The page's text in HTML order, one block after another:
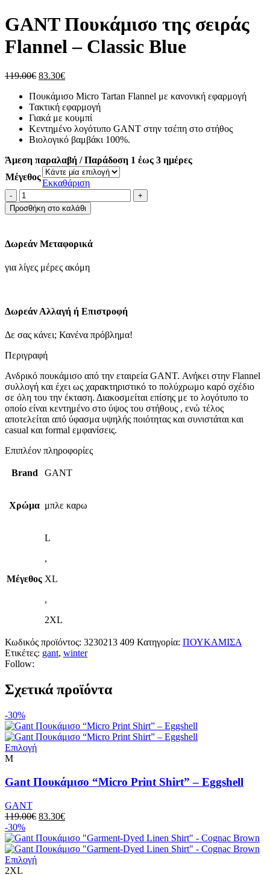
249.90€.είναι:
174.93€.
GANT Πουκάμισο της σειράς
Flannel – Classic Blue
119.00€ Original
was:
119.00€.
83.30€Η
τιμή
είναι:
83.30€.
Πουκάμισο Micro Tartan Flannel με κανονική εφαρμογή
Τακτική εφαρμογή
Γιακά με κουμπί
Κεντημένο λογότυπο GANT στην τσέπη στο στήθος
Βιολογικό βαμβάκι 100%.
Άμεση παραλαβή / Παράδοση 1 έως 3 ημέρες
Μέγεθος
Εκκαθάριση
GANT
Πουκάμισο
της
Flannel
-
Blue
Προσθήκη στο καλάθι
Δωρεάν Μεταφορικά
για λίγες μέρες ακόμη
Δωρεάν Αλλαγή ή Επιστροφή
Δε σας κάνει; Κανένα πρόβλημα!
Περιγραφή
Ανδρικό πουκάμισο από την εταιρεία GANT. Ανήκει στην Flannel
συλλογή και έχει ως χαρακτηριστικό το πολύχρωμο καρό σχέδιο
σε όλη του την έκταση. Διακοσμείται επίσης με το λογότυπο το
οποίο είναι κεντημένο στο ύψος του στήθους , ενώ τέλος
αποτελείται από ύφασμα υψηλής ποιότητας και συνιστάται και
casual και formal εμφανίσεις.
Επιπλέον πληροφορίες
Brand GANT
Χρώμα μπλε καρω
Μέγεθος
L
,
XL
,
2XL
Κωδικός προϊόντος: 3230213 409 Κατηγορία: ΠΟΥΚΑΜΙΣΑ
Ετικέτες: gant, winter
Follow:
Σχετικά προϊόντα
-30%
ΕπιλογήΑυτό
έχει
πολλαπλές
Οι
επιλογές
μπορούν
να
επιλεγούν
στη
M
Gant Πουκάμισο “Micro Print Shirt” – Eggshell
GANT
119.00€ Original
was:
119.00€.
83.30€Η
τιμή
είναι:
-30%
ΕπιλογήΑυτό
2XL